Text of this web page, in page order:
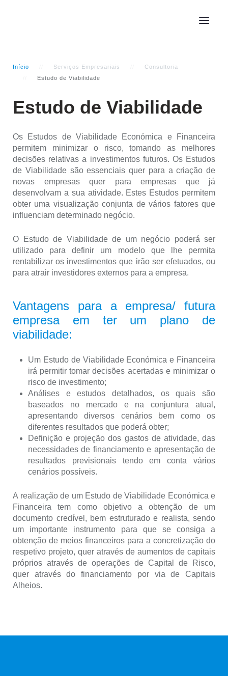
Início Serviços Empresariais
Consultoria
Estudo de Viabilidade
Estudo de Viabilidade
Os Estudos de Viabilidade Económica e Financeira
permitem minimizar o risco, tomando as melhores
decisões relativas a investimentos futuros. Os Estudos
de Viabilidade são essenciais quer para a criação de
novas empresas quer para empresas que já
desenvolvam a sua atividade. Estes Estudos permitem
obter uma visualização conjunta de vários fatores que
influenciam determinado negócio.
O Estudo de Viabilidade de um negócio poderá ser
utilizado para definir um modelo que lhe permita
rentabilizar os investimentos que irão ser efetuados, ou
para atrair investidores externos para a empresa.
Vantagens para a empresa/ futura
empresa em ter um plano de
viabilidade:
Um Estudo de Viabilidade Económica e Financeira
irá permitir tomar decisões acertadas e minimizar o
risco de investimento;
Análises e estudos detalhados, os quais são
baseados no mercado e na conjuntura atual,
apresentando diversos cenários bem como os
diferentes resultados que poderá obter;
Definição e projeção dos gastos de atividade, das
necessidades de financiamento e apresentação de
resultados previsionais tendo em conta vários
cenários possíveis.
A realização de um Estudo de Viabilidade Económica e
Financeira tem como objetivo a obtenção de um
documento credível, bem estruturado e realista, sendo
um importante instrumento para que se consiga a
obtenção de meios financeiros para a concretização do
respetivo projeto, quer através de aumentos de capitais
próprios através de operações de Capital de Risco,
quer através do financiamento por via de Capitais
Alheios.